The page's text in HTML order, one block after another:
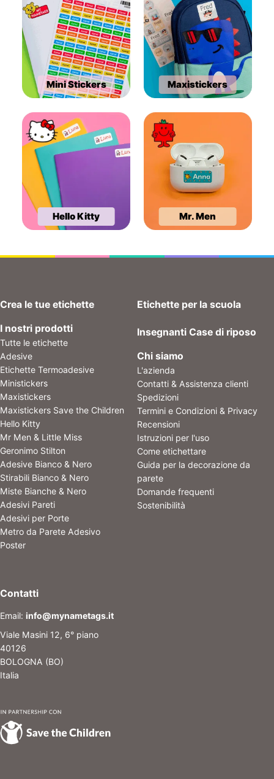
Mini Stickers Maxistickers
Hello Kitty Mr. Men
Crea le tue etichette
I nostri prodotti
Tutte le etichette
Adesive
Etichette Termoadesive
Ministickers
Maxistickers
Maxistickers Save the Children
Hello Kitty
Mr Men & Little Miss
Geronimo Stilton
Adesive Bianco & Nero
Stirabili Bianco & Nero
Miste Bianche & Nero
Adesivi Pareti
Adesivi per Porte
Metro da Parete Adesivo
Poster
Etichette per la scuola
Insegnanti Case di riposo
Chi siamo
L'azienda
Contatti & Assistenza clienti
Spedizioni
Termini e Condizioni & Privacy
Recensioni
Istruzioni per l'uso
Come etichettare
Guida per la decorazione da
parete
Domande frequenti
Sostenibilità
Contatti
Email: info@mynametags.it
Viale Masini 12, 6° piano
40126
BOLOGNA (BO)
Italia